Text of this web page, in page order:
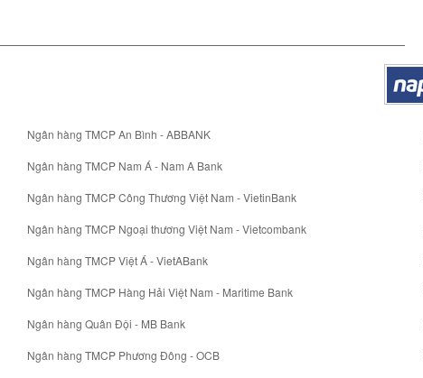
Ngân hàng TMCP An Bình - ABBANK
Ngân hàng TMCP Nam Á - Nam A Bank
Ngân hàng TMCP Công Thương Việt Nam - VietinBank
Ngân hàng TMCP Ngoại thương Việt Nam - Vietcombank
Ngân hàng TMCP Việt Á - VietABank
Ngân hàng TMCP Hàng Hải Việt Nam - Maritime Bank
Ngân hàng Quân Đội - MB Bank
Ngân hàng TMCP Phương Đông - OCB